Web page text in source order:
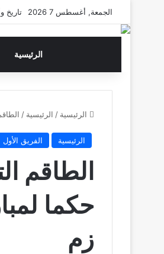
الجمعة, أغسطس 7 2026 تاريخ
الرئيسية
الرئيسية / الرئيسية / الطاقم التحكيمي -2-:
الرئيسية الفريق الأول
حكما
زم